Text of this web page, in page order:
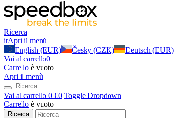
Ricerca
itApri il menù
English (EUR)
Česky (CZK) Deutsch (EUR)
Vai al carrello0
Carrello è vuoto
Apri il menù
Vai al carrello 0 €0 Toggle Dropdown
Carrello è vuoto
Ricerca